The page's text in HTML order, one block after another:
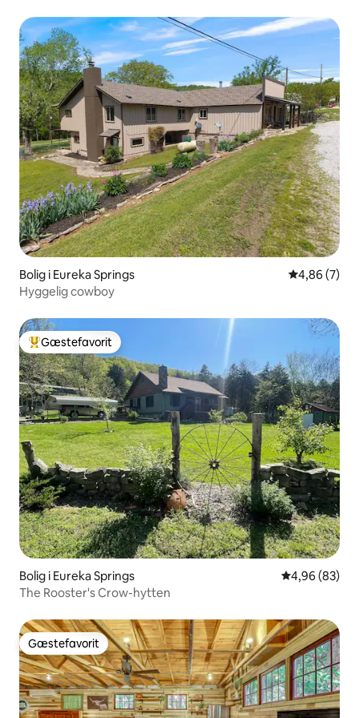
Bolig i Eureka Springs 4,86 ud af 5
4,86 (7)
Hyggelig cowboy
Bedste gæstefavorit
Gæstefavorit
Bolig i Eureka Springs 4,96 ud af 5 i
4,96 (83)
The Rooster's Crow-hytten
Gæstefavorit
Gæstefavorit